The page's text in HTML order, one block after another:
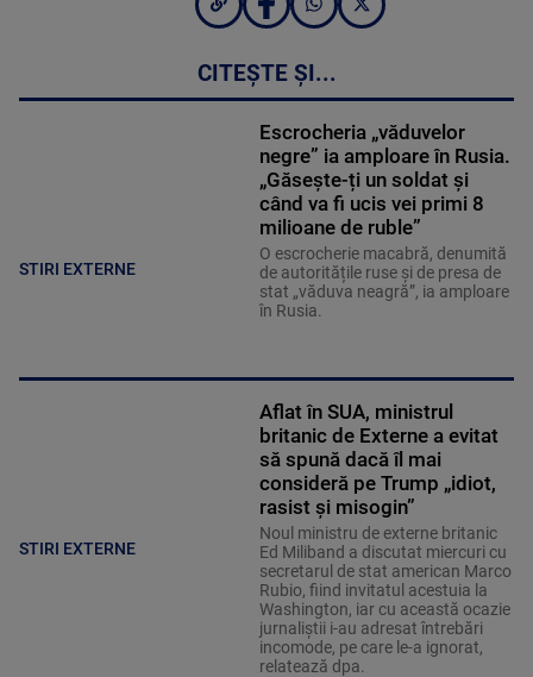
CITEȘTE ȘI...
STIRI EXTERNE
Escrocheria „văduvelor
negre” ia amploare în Rusia.
„Găsește-ți un soldat și
când va fi ucis vei primi 8
milioane de ruble”
O escrocherie macabră, denumită
de autoritățile ruse și de presa de
stat „văduva neagră”, ia amploare
în Rusia.
STIRI EXTERNE
Aflat în SUA, ministrul
britanic de Externe a evitat
să spună dacă îl mai
consideră pe Trump „idiot,
rasist și misogin”
Noul ministru de externe britanic
Ed Miliband a discutat miercuri cu
secretarul de stat american Marco
Rubio, fiind invitatul acestuia la
Washington, iar cu această ocazie
jurnaliştii i-au adresat întrebări
incomode, pe care le-a ignorat,
relatează dpa.